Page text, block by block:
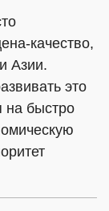
качество,
Азии.
это
на быстро